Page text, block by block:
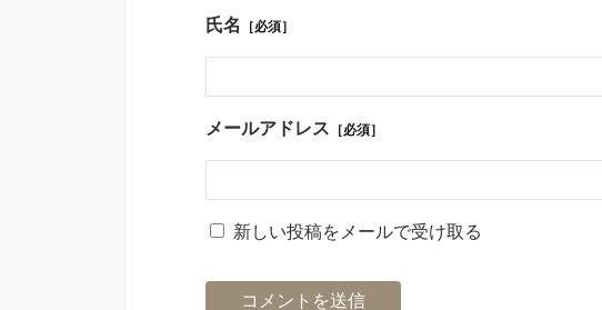
氏名 ［必須］
メールアドレス ［必須］
新しい投稿をメールで受け取る